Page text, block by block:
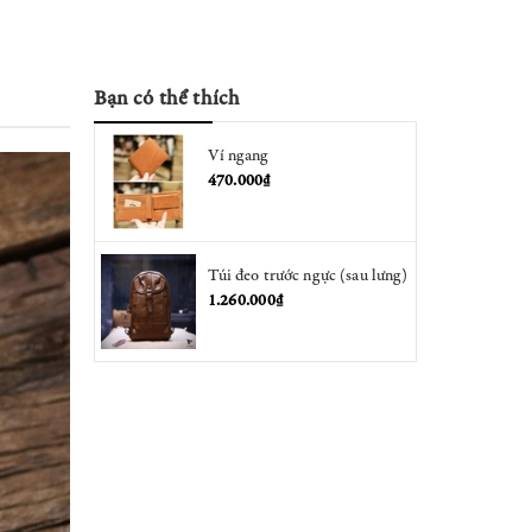
Bạn có thể thích
Ví ngang
470.000₫
Túi đeo trước ngực (sau lưng)
1.260.000₫